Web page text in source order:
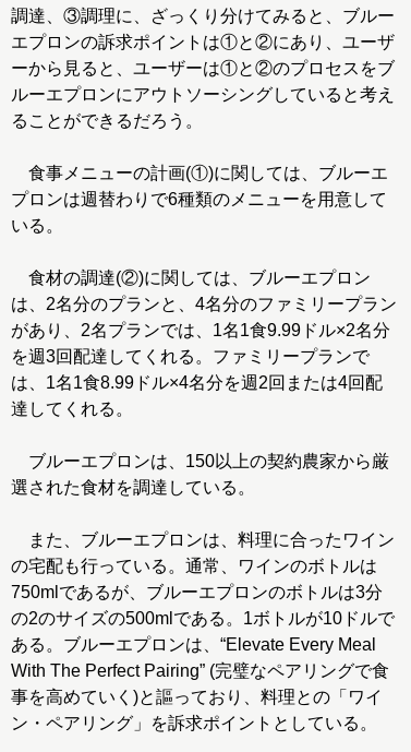
調達、③調理に、ざっくり分けてみると、ブルー
エプロンの訴求ポイントは①と②にあり、ユーザ
ーから見ると、ユーザーは①と②のプロセスをブ
ルーエプロンにアウトソーシングしていると考え
ることができるだろう。
食事メニューの計画(①)に関しては、ブルーエ
プロンは週替わりで6種類のメニューを用意して
いる。
食材の調達(②)に関しては、ブルーエプロン
は、2名分のプランと、4名分のファミリープラン
があり、2名プランでは、1名1食9.99ドル×2名分
を週3回配達してくれる。ファミリープランで
は、1名1食8.99ドル×4名分を週2回または4回配
達してくれる。
ブルーエプロンは、150以上の契約農家から厳
選された食材を調達している。
また、ブルーエプロンは、料理に合ったワイン
の宅配も行っている。通常、ワインのボトルは
750mlであるが、ブルーエプロンのボトルは3分
の2のサイズの500mlである。1ボトルが10ドルで
ある。ブルーエプロンは、“Elevate Every Meal
With The Perfect Pairing” (完璧なペアリングで食
事を高めていく)と謳っており、料理との「ワイ
ン・ペアリング」を訴求ポイントとしている。